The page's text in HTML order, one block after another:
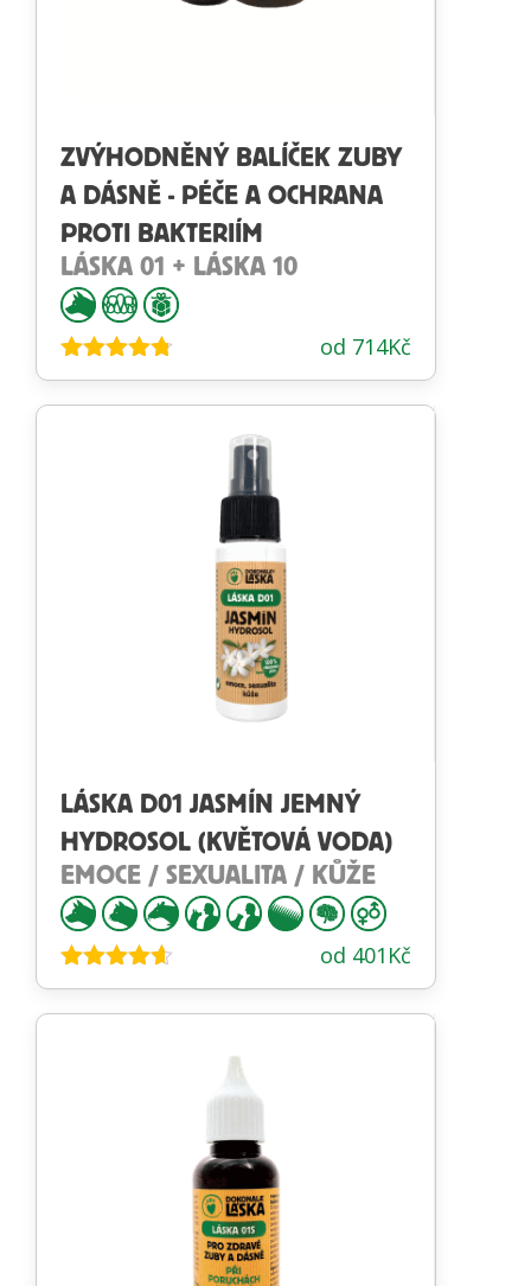
ZVÝHODNĚNÝ BALÍČEK ZUBY
A DÁSNĚ - PÉČE A OCHRANA
PROTI BAKTERIÍM
LÁSKA 01 + LÁSKA 10
Hodnocení
od 714Kč
LÁSKA D01 JASMÍN JEMNÝ
HYDROSOL (KVĚTOVÁ VODA)
EMOCE / SEXUALITA / KŮŽE
Hodnocení
od 401 Kč